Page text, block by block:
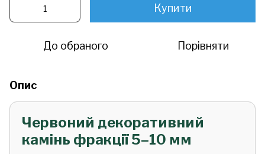
Купити
До обраного Порівняти
Опис
Червоний декоративний
камінь фракції 5–10 мм